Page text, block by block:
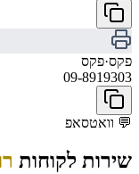
פקס·פקס
09-8919303
💬 וואטסאפ
שירות לקוחות